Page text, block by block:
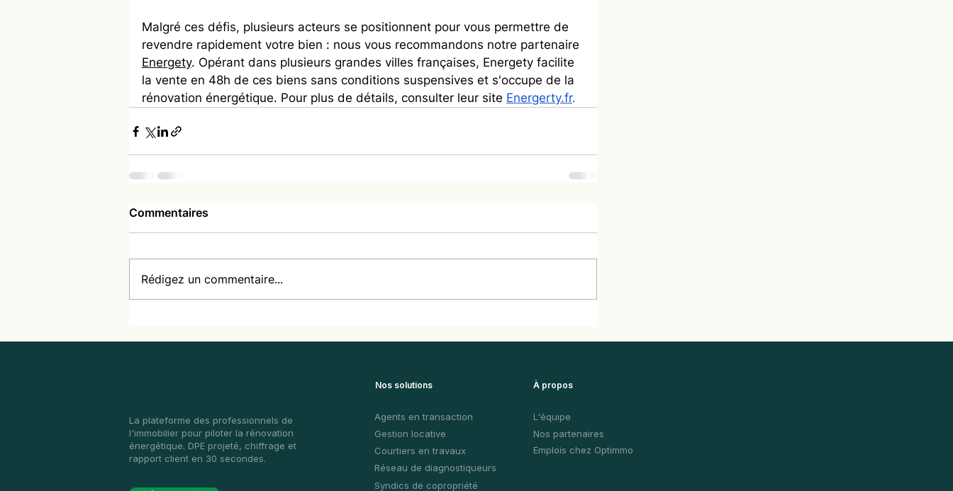
Malgré ces défis, plusieurs acteurs se positionnent pour vous permettre de
revendre rapidement votre bien : nous vous recommandons notre partenaire
Energety. Opérant dans plusieurs grandes villes françaises, Energety facilite
la vente en 48h de ces biens sans conditions suspensives et s'occupe de la
rénovation énergétique. Pour plus de détails, consulter leur site Energerty.fr.
Commentaires
Rédigez un commentaire...
La plateforme des professionnels de
l'immobilier pour piloter la rénovation
énergétique. DPE projeté, chiffrage et
rapport client en 30 secondes.
Nos solutions
Agents en transaction
Gestion locative
Courtiers en travaux
Réseau de diagnostiqueurs
Syndics de copropriété
À propos
L'équipe
Nos partenaires
Emplois chez Optimmo